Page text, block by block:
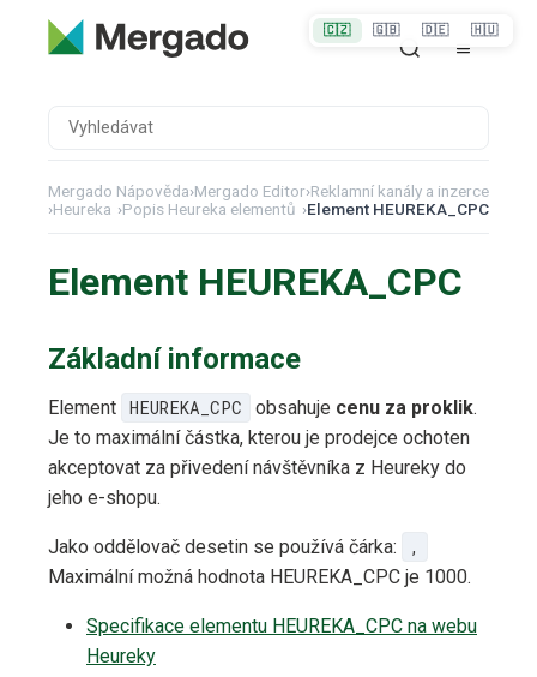
Mergado Nápověda›Mergado Editor›Reklamní kanály a inzerce
›Heureka ›Popis Heureka elementů ›Element HEUREKA_CPC
Element HEUREKA_CPC
Základní informace
Element HEUREKA_CPC obsahuje cenu za proklik.
Je to maximální částka, kterou je prodejce ochoten
akceptovat za přivedení návštěvníka z Heureky do
jeho e-shopu.
Jako oddělovač desetin se používá čárka:
,
Maximální možná hodnota HEUREKA_CPC je 1000.
Specifikace elementu HEUREKA_CPC na webu
Heureky
🇨🇿 🇬🇧 🇩🇪 🇭🇺